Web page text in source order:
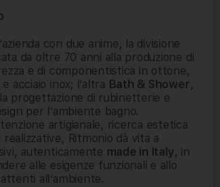
con due anime, la divisione
da oltre 70 anni alla produzione di
e di componentistica in ottone,
acciaio inox; l’altra Bath & Shower,
progettazione di rubinetterie e
per l’ambiente bagno.
artigianale, ricerca estetica
Ritmonio dà vita a
autenticamente made in Italy, in
alle esigenze funzionali e allo
all’ambiente.